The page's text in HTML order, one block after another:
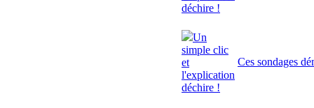
déchire !
Un
simple clic
et
l'explication
déchire !
Ces sondages